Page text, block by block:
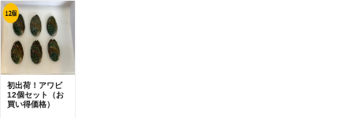
初出荷！アワビ
12個セット（お
買い得価格）